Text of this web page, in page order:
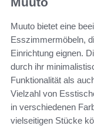
Muuto bietet eine
Esszimmermöbeln,
Einrichtung eignen.
durch ihr
Funktionalität als
Vielzahl von
in verschiedenen
vielseitigen Stücke